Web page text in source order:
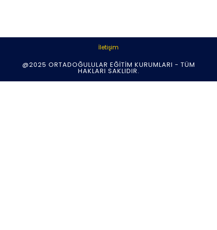
İletişim
@2025 ORTADOĞULULAR EĞITIM KURUMLARI - TÜM
HAKLARI SAKLIDIR.